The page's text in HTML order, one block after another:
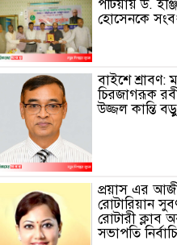
পটিয়ায় ড.
হোসেনকে
বাইশে শ্রাবণ:
চিরজাগরূক
উজ্জল কান্তি
প্রয়াস এর
রোটারিয়ান
রোটারী ক্লাব
সভাপতি